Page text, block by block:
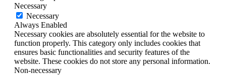
Necessary
Necessary
Always Enabled
Necessary cookies are absolutely essential for the website to
function properly. This category only includes cookies that
ensures basic functionalities and security features of the
website. These cookies do not store any personal information.
Non-necessary